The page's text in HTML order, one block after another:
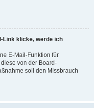
Link klicke, werde ich
E-Mail-Funktion für
von der Board-
soll den Missbrauch